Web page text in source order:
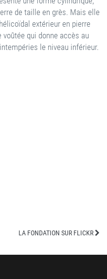
de taille en grès. Mais elle
extérieur en pierre
qui donne accès au
le niveau inférieur.
LA FONDATION SUR FLICKR